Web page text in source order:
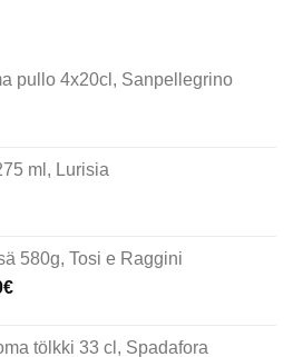
pullo 4x20cl, Sanpellegrino
ml, Lurisia
580g, Tosi e Raggini
€Nykyinen
tölkki 33 cl, Spadafora